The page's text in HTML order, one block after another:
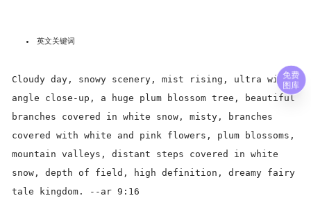
英文关键词
Cloudy day, snowy scenery, mist rising, ultra wide
angle close-up, a huge plum blossom tree, beautiful
branches covered in white snow, misty, branches
covered with white and pink flowers, plum blossoms,
mountain valleys, distant steps covered in white
snow, depth of field, high definition, dreamy fairy
tale kingdom. --ar 9:16
免费
图库